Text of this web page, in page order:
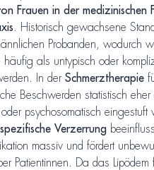
Frauen in der medizinischen
. Historisch gewachsene
Probanden, wodurch
häufig als untypisch oder
In der Schmerztherapie
Beschwerden statistisch eher
psychosomatisch eingestuft
Verzerrung
massiv und fördert
Patientinnen. Da das Lipödem